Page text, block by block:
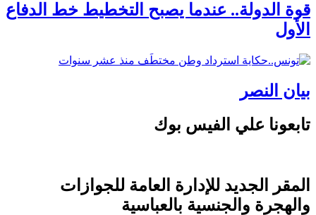
قوة الدولة.. عندما يصبح التخطيط خط الدفاع
الأول
بيان النصر
تابعونا علي الفيس بوك
المقر الجديد للإدارة العامة للجوازات
والهجرة والجنسية بالعباسية